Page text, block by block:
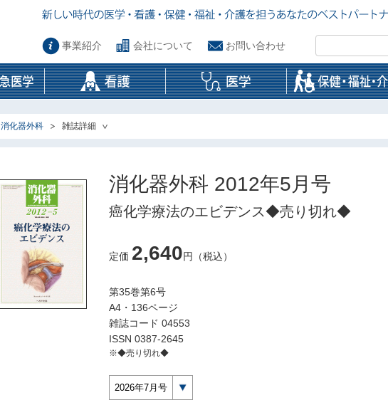
事業紹介 会社について お問い合わせ
消化器外科 雑誌詳細
消化器外科 2012年5月号
癌化学療法のエビデンス◆売り切れ◆
定価 2,640円（税込）
第35巻第6号
A4・136ページ
雑誌コード 04553
ISSN 0387-2645
※◆売り切れ◆
2026年7月号